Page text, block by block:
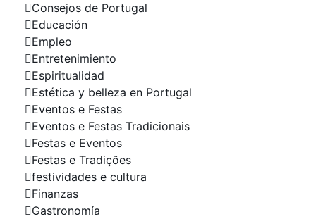
Consejos de Portugal
Educación
Empleo
Entretenimiento
Espiritualidad
Estética y belleza en Portugal
Eventos e Festas
Eventos e Festas Tradicionais
Festas e Eventos
Festas e Tradições
festividades e cultura
Finanzas
Gastronomía